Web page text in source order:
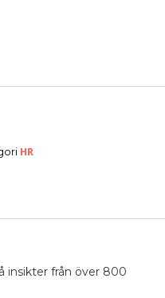
HR
insikter från över 800